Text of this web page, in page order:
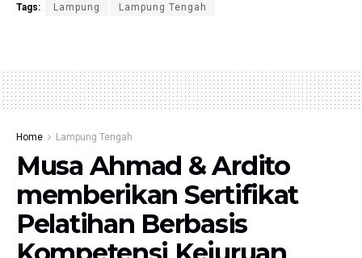
Tags: Lampung Lampung Tengah
Home Lampung Tengah
Musa Ahmad & Ardito
memberikan Sertifikat
Pelatihan Berbasis